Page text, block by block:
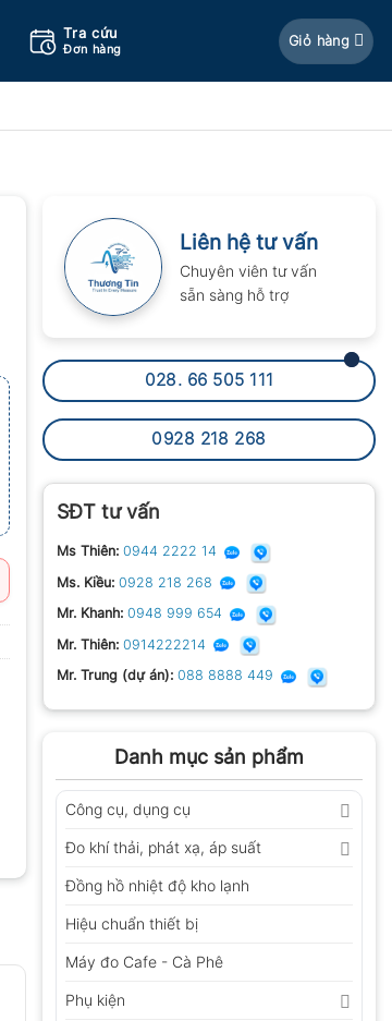
Tra cứu
Đơn hàng
Giỏ hàng
Liên hệ tư vấn
Chuyên viên tư vấn
sẵn sàng hỗ trợ
028. 66 505 111
0928 218 268
SĐT tư vấn
Ms Thiên: 0944 2222 14
Ms. Kiều: 0928 218 268
Mr. Khanh: 0948 999 654
Mr. Thiên: 0914222214
Mr. Trung (dự án): 088 8888 449
Danh mục sản phẩm
Công cụ, dụng cụ
Đo khí thải, phát xạ, áp suất
Đồng hồ nhiệt độ kho lạnh
Hiệu chuẩn thiết bị
Máy đo Cafe - Cà Phê
Phụ kiện